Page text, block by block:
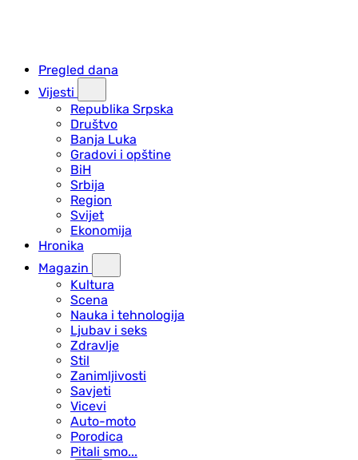
Pregled dana
Vijesti
Republika Srpska
Društvo
Banja Luka
Gradovi i opštine
BiH
Srbija
Region
Svijet
Ekonomija
Hronika
Magazin
Kultura
Scena
Nauka i tehnologija
Ljubav i seks
Zdravlje
Stil
Zanimljivosti
Savjeti
Vicevi
Auto-moto
Porodica
Pitali smo...